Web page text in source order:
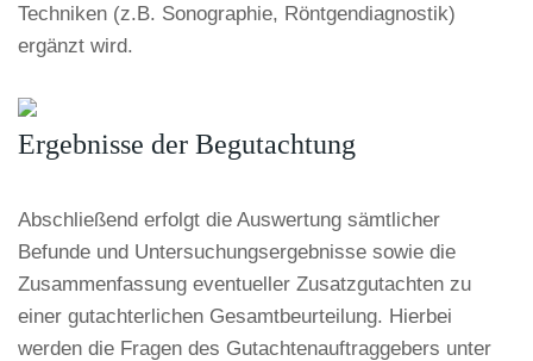
Techniken (z.B. Sonographie, Röntgendiagnostik)
ergänzt wird.
Ergebnisse der Begutachtung
Abschließend erfolgt die Auswertung sämtlicher
Befunde und Untersuchungsergebnisse sowie die
Zusammenfassung eventueller Zusatzgutachten zu
einer gutachterlichen Gesamtbeurteilung. Hierbei
werden die Fragen des Gutachtenauftraggebers unter